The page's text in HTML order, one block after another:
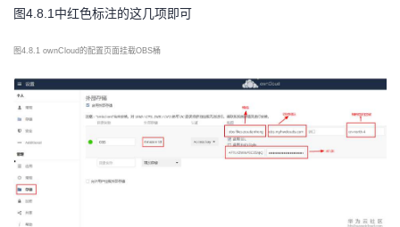
图4.8.1中红色标注的这几项即可
图 4.8.1 ownCloud的配置页面挂载OBS桶